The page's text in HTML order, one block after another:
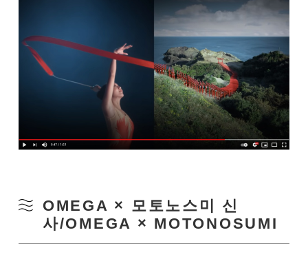
OMEGA × 모토노스미 신
사/OMEGA × MOTONOSUMI